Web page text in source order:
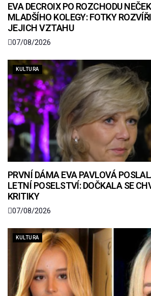
EVA DECROIX PO ROZCHODU
MLADŠÍHO KOLEGY: FOTKY
JEJICH VZTAHU
07/08/2026
KULTURA
PRVNÍ DÁMA EVA PAVLOVÁ
LETNÍ POSELSTVÍ: DOČKALA SE
KRITIKY
07/08/2026
KULTURA